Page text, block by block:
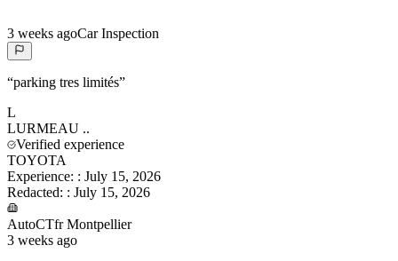
3 weeks agoCar Inspection
“parking tres limités”
L
LURMEAU ..
Verified experience
TOYOTA
Experience: : July 15, 2026
Redacted: : July 15, 2026
AutoCTfr Montpellier
3 weeks ago